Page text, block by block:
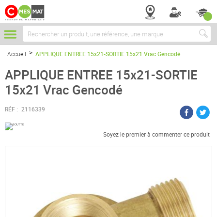
Chercher
Accueil APPLIQUE ENTREE 15x21-SORTIE 15x21 Vrac Gencodé
APPLIQUE ENTREE 15x21-SORTIE
15x21 Vrac Gencodé
RÉF : 2116339
Soyez le premier à commenter ce produit
Passer